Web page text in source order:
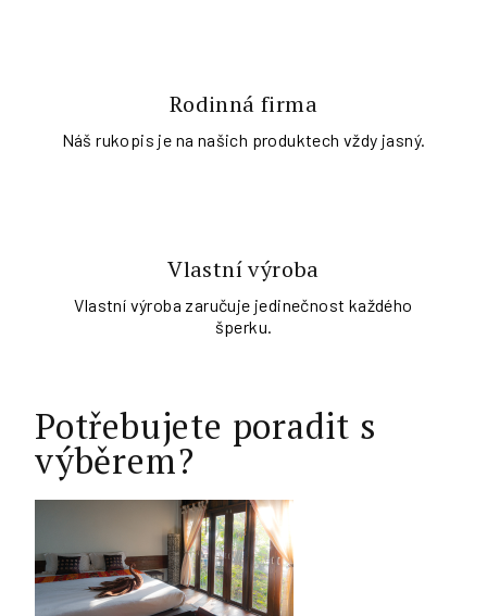
Rodinná firma
Náš rukopis je na našich produktech vždy jasný.
Vlastní výroba
Vlastní výroba zaručuje jedinečnost každého
šperku.
Potřebujete poradit s
výběrem?